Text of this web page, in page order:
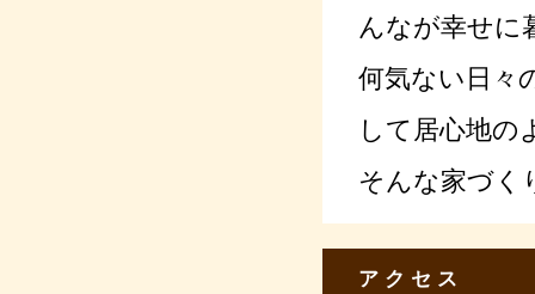
んなが幸せに
何気ない日々
して居心地の
そんな家づく
アクセス